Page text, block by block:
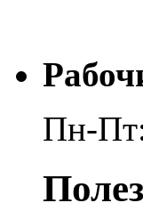
Пн-